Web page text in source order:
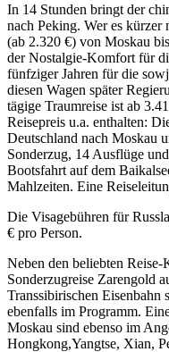
In 14 Stunden bringt der
nach Peking. Wer es kürzer
(ab 2.320 €) von Moskau
der Nostalgie-Komfort für
fünfziger Jahren für die
diesen Wagen später
tägige Traumreise ist ab
Reisepreis u.a. enthalten:
Deutschland nach Moskau
Sonderzug, 14 Ausflüge
Bootsfahrt auf dem
Mahlzeiten. Eine
Die Visagebühren für
€ pro Person.
Neben den beliebten
Sonderzugreise Zarengold
Transsibirischen Eisenbahn
ebenfalls im Programm.
Moskau sind ebenso im
Hongkong,Yangtse, Xian,